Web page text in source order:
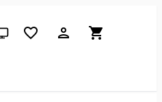
Tema di sistema (clicca per chiaro)